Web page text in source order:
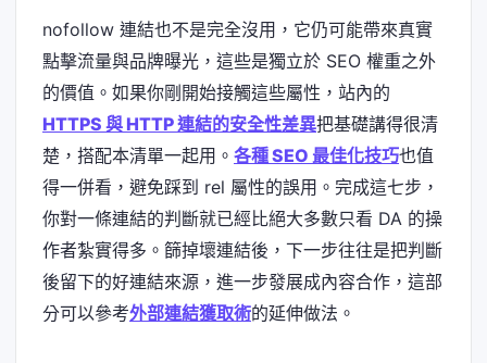
nofollow 連結也不是完全沒用，它仍可能帶來真實
點擊流量與品牌曝光，這些是獨立於 SEO 權重之外
的價值。如果你剛開始接觸這些屬性，站內的
HTTPS 與 HTTP 連結的安全性差異把基礎講得很清
楚，搭配本清單一起用。 各種 SEO 最佳化技巧也值
得一併看，避免踩到 rel 屬性的誤用。完成這七步，
你對一條連結的判斷就已經比絕大多數只看 DA 的操
作者紮實得多。篩掉壞連結後，下一步往往是把判斷
後留下的好連結來源，進一步發展成內容合作，這部
分可以參考外部連結獲取術的延伸做法。